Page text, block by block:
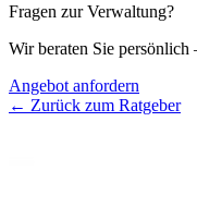
Fragen zur Verwaltung?
Wir beraten Sie
Angebot anfordern
← Zurück zum Ratgeber